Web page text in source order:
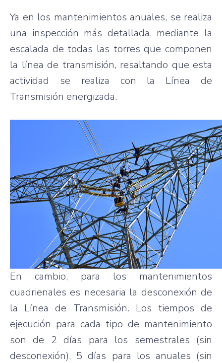
Ya en los mantenimientos anuales, se realiza
una inspección más detallada, mediante la
escalada de todas las torres que componen
la línea de transmisión, resaltando que esta
actividad se realiza con la Línea de
Transmisión energizada.
En cambio, para los mantenimientos
cuadrienales es necesaria la desconexión de
la Línea de Transmisión. Los tiempos de
ejecución para cada tipo de mantenimiento
son de 2 días para los semestrales (sin
desconexión), 5 días para los anuales (sin